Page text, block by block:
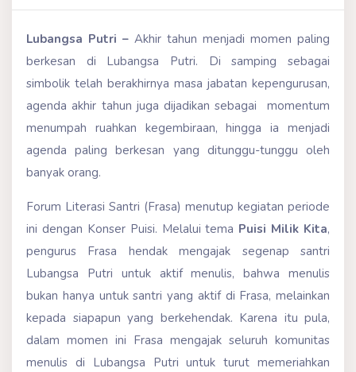
Lubangsa Putri – Akhir tahun menjadi momen paling
berkesan di Lubangsa Putri. Di samping sebagai
simbolik telah berakhirnya masa jabatan kepengurusan,
agenda akhir tahun juga dijadikan sebagai momentum
menumpah ruahkan kegembiraan, hingga ia menjadi
agenda paling berkesan yang ditunggu-tunggu oleh
banyak orang.
Forum Literasi Santri (Frasa) menutup kegiatan periode
ini dengan Konser Puisi. Melalui tema Puisi Milik Kita,
pengurus Frasa hendak mengajak segenap santri
Lubangsa Putri untuk aktif menulis, bahwa menulis
bukan hanya untuk santri yang aktif di Frasa, melainkan
kepada siapapun yang berkehendak. Karena itu pula,
dalam momen ini Frasa mengajak seluruh komunitas
menulis di Lubangsa Putri untuk turut memeriahkan